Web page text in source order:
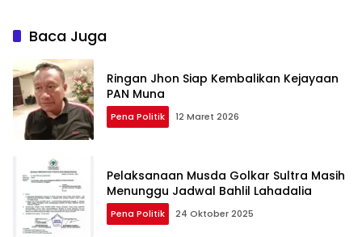
Baca Juga
Ringan Jhon Siap Kembalikan Kejayaan
PAN Muna
Pena Politik 12 Maret 2026
Pelaksanaan Musda Golkar Sultra Masih
Menunggu Jadwal Bahlil Lahadalia
Pena Politik 24 Oktober 2025